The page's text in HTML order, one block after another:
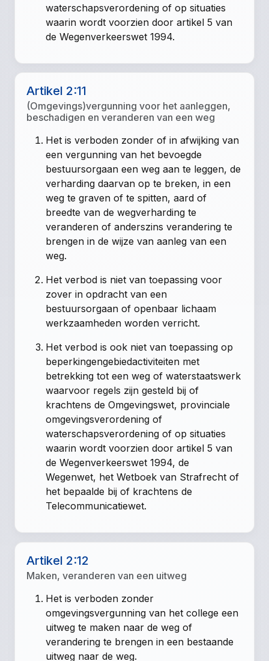
waterschapsverordening of op situaties
waarin wordt voorzien door artikel 5 van
de Wegenverkeerswet 1994.
Artikel 2:11
(Omgevings)vergunning voor het aanleggen,
beschadigen en veranderen van een weg
Het is verboden zonder of in afwijking van
een vergunning van het bevoegde
bestuursorgaan een weg aan te leggen, de
verharding daarvan op te breken, in een
weg te graven of te spitten, aard of
breedte van de wegverharding te
veranderen of anderszins verandering te
brengen in de wijze van aanleg van een
weg.
Het verbod is niet van toepassing voor
zover in opdracht van een
bestuursorgaan of openbaar lichaam
werkzaamheden worden verricht.
Het verbod is ook niet van toepassing op
beperkingengebiedactiviteiten met
betrekking tot een weg of waterstaatswerk
waarvoor regels zijn gesteld bij of
krachtens de Omgevingswet, provinciale
omgevingsverordening of
waterschapsverordening of op situaties
waarin wordt voorzien door artikel 5 van
de Wegenverkeerswet 1994, de
Wegenwet, het Wetboek van Strafrecht of
het bepaalde bij of krachtens de
Telecommunicatiewet.
Artikel 2:12
Maken, veranderen van een uitweg
Het is verboden zonder
omgevingsvergunning van het college een
uitweg te maken naar de weg of
verandering te brengen in een bestaande
uitweg naar de weg.